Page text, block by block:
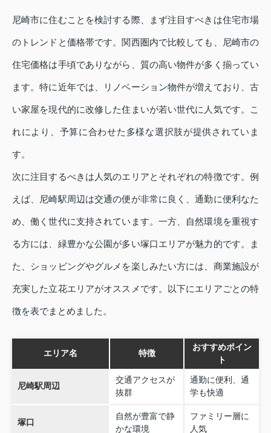
尼崎市に住むことを検討する際、まず注目すべきは住宅市場
のトレンドと価格帯です。関西圏内で比較しても、尼崎市の
住宅価格は手頃でありながら、質の高い物件が多く揃ってい
ます。特に近年では、リノベーション物件が増えており、古
い家屋を現代的に改修した住まいが若い世代に人気です。こ
れにより、予算に合わせた多様な選択肢が提供されていま
す。
次に注目するべきは人気のエリアとそれぞれの特徴です。例
えば、尼崎駅周辺は交通の便が非常に良く、通勤に便利なた
め、働く世代に支持されています。一方、自然環境を重視す
る方には、緑豊かな公園が多い塚口エリアが魅力的です。ま
た、ショッピングやグルメを楽しみたい方には、商業施設が
充実した立花エリアがオススメです。以下にエリアごとの特
徴を表でまとめました。
エリア名 特徴
おすすめポイン
ト
尼崎駅周辺
交通アクセスが
抜群
通勤に便利、通
学も快適
塚口
自然が豊富で静
かな環境
ファミリー層に
人気